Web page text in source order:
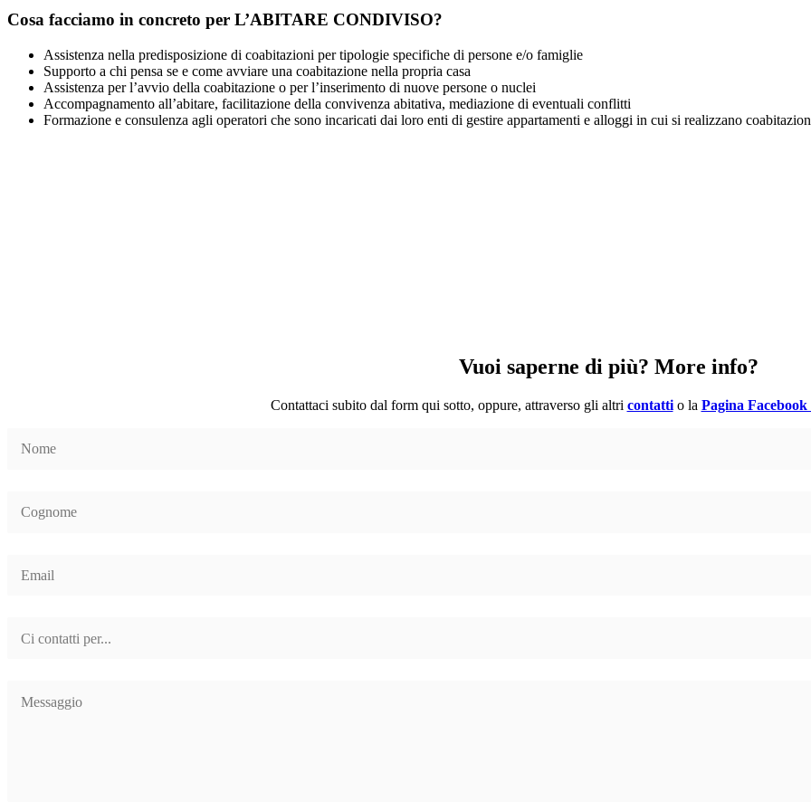
Cosa facciamo in concreto per L’ABITARE CONDIVISO?
Assistenza nella predisposizione di coabitazioni per tipologie specifiche di persone e/o famiglie
Supporto a chi pensa se e come avviare una coabitazione nella propria casa
Assistenza per l’avvio della coabitazione o per l’inserimento di nuove persone o nuclei
Accompagnamento all’abitare, facilitazione della convivenza abitativa, mediazione di eventuali conflitti
Formazione e consulenza agli operatori che sono incaricati dai loro enti di gestire appartamenti e alloggi in cui si realizzano
Vuoi saperne di più? More info?
Contattaci subito dal form qui sotto, oppure, attraverso gli altri contattio la Pagina